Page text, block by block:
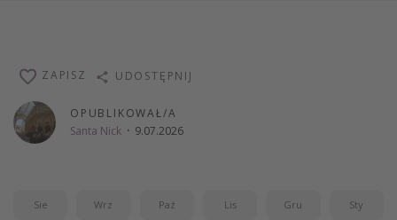
OPUBLIKOWAŁ/A
Santa Nick · 9.07.2026
ZAPISZ UDOSTĘPNIJ
Sie Wrz Paź Lis Gru Sty